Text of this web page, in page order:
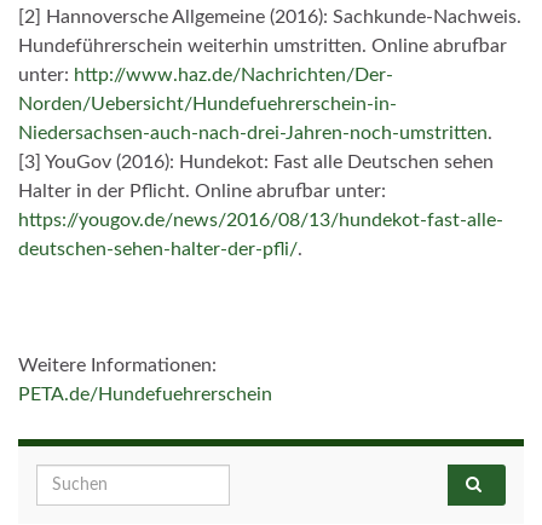
[2] Hannoversche Allgemeine (2016): Sachkunde-Nachweis.
Hundeführerschein weiterhin umstritten. Online abrufbar
unter: http://www.haz.de/Nachrichten/Der-
Norden/Uebersicht/Hundefuehrerschein-in-
Niedersachsen-auch-nach-drei-Jahren-noch-umstritten.
[3] YouGov (2016): Hundekot: Fast alle Deutschen sehen
Halter in der Pflicht. Online abrufbar unter:
https://yougov.de/news/2016/08/13/hundekot-fast-alle-
deutschen-sehen-halter-der-pfli/.
Weitere Informationen:
PETA.de/Hundefuehrerschein
Search for: